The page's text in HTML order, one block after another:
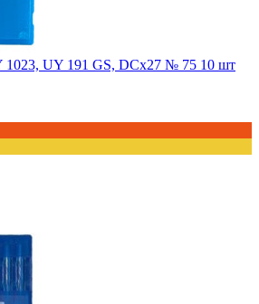
1023, UY 191 GS, DCx27 № 75 10 шт